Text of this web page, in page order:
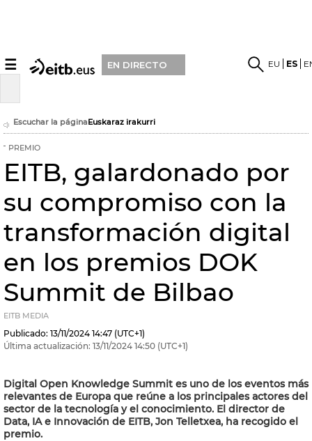
☰ EN DIRECTO EU ES
Escuchar la páginaEuskaraz irakurri
PREMIO
EITB, galardonado por
su compromiso con la
transformación digital
en los premios DOK
Summit de Bilbao
EITB MEDIA
Publicado: 13/11/2024 14:47 (UTC+1)
Última actualización: 13/11/2024 14:50 (UTC+1)
Digital Open Knowledge Summit es uno de los eventos más
relevantes de Europa que reúne a los principales actores del
sector de la tecnología y el conocimiento. El director de
Data, IA e Innovación de EITB, Jon Telletxea, ha recogido el
premio.